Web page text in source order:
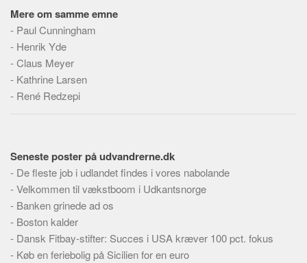
Tekstannoncer
Bannere
Hjælp
Mere om samme emne
- Paul Cunningham
- Henrik Yde
-Claus Meyer
- Kathrine Larsen
- René Redzepi
Seneste poster på udvandrerne.dk
- De fleste job i udlandet findes i vores nabolande
-Velkommen til vækstboom i Udkantsnorge
- Banken grinede ad os
- Boston kalder
- Dansk Fitbay-stifter: Succes i USA kræver 100 pct. fokus
- Køb en feriebolig på Sicilien for en euro